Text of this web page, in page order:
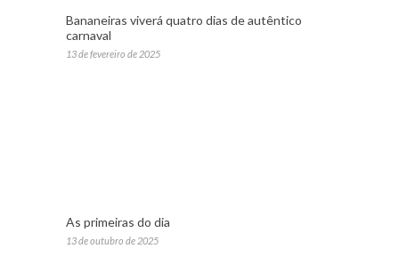
Bananeiras viverá quatro dias de autêntico
carnaval
13 de fevereiro de 2025
As primeiras do dia
13 de outubro de 2025